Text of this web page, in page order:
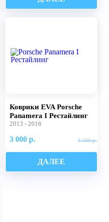
Коврики EVA Porsche
Panamera I Рестайлинг
2013 - 2016
3 000 р. 3 200 р.
ДАЛЕЕ